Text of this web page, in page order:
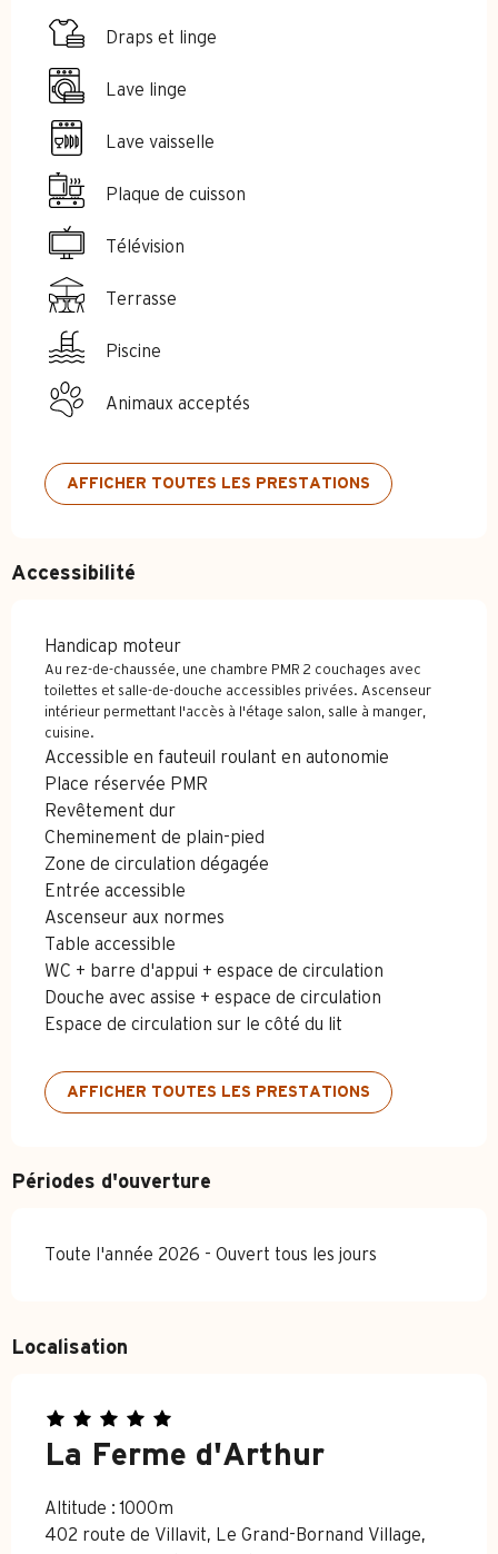
Draps et linge
Lave linge
Lave vaisselle
Plaque de cuisson
Télévision
Terrasse
Piscine
Animaux acceptés
AFFICHER TOUTES LES PRESTATIONS
Accessibilité
Handicap moteur
Au rez-de-chaussée, une chambre PMR 2 couchages avec
toilettes et salle-de-douche accessibles privées. Ascenseur
intérieur permettant l'accès à l'étage salon, salle à manger,
cuisine.
Accessible en fauteuil roulant en autonomie
Place réservée PMR
Revêtement dur
Cheminement de plain-pied
Zone de circulation dégagée
Entrée accessible
Ascenseur aux normes
Table accessible
WC + barre d'appui + espace de circulation
Douche avec assise + espace de circulation
Espace de circulation sur le côté du lit
AFFICHER TOUTES LES PRESTATIONS
Périodes d'ouverture
Toute l'année 2026 - Ouvert tous les jours
Localisation
La Ferme d'Arthur
Altitude : 1000m
402 route de Villavit, Le Grand-Bornand Village,